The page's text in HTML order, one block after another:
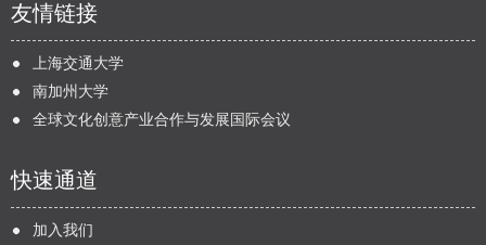
友情链接
上海交通大学
南加州大学
全球文化创意产业合作与发展国际会议
快速通道
加入我们